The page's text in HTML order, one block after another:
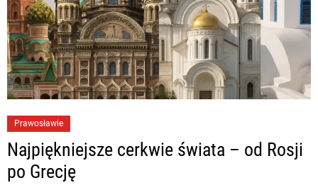
Prawosławie
Najpiękniejsze cerkwie świata – od Rosji
po Grecję